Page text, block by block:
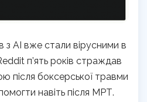
з AI вже стали вірусними в
п’ять років страждав
після боксерської травми
навіть після МРТ.